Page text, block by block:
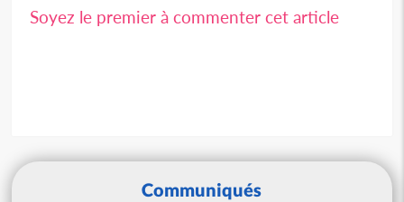
Soyez le premier à commenter cet article
Communiqués